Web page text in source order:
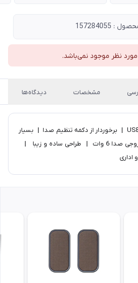
: 157284055
نظر موجود نمی‌باشد.
مشخصات دیدگاه‌ها
نوع اتصال با سیم USB | AUX | برخوردار از دکمه تنظیم صدا | بسیار
سبک و کم جا | توان خروجی صدا 6 وات | طراحی ساده و زیبا |
اداری